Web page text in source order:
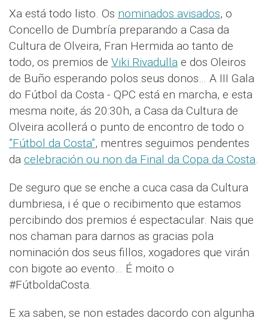
Xa está todo listo. Os nominados avisados, o
Concello de Dumbría preparando a Casa da
Cultura de Olveira, Fran Hermida ao tanto de
todo, os premios de Viki Rivadulla e dos Oleiros
de Buño esperando polos seus donos… A III Gala
do Fútbol da Costa - QPC está en marcha, e esta
mesma noite, ás 20:30h, a Casa da Cultura de
Olveira acollerá o punto de encontro de todo o
”Fútbol da Costa”, mentres seguimos pendentes
da celebración ou non da Final da Copa da Costa
De seguro que se enche a cuca casa da Cultura
dumbriesa, i é que o recibimento que estamos
percibindo dos premios é espectacular. Nais que
nos chaman para darnos as gracias pola
nominación dos seus fillos, xogadores que virán
con bigote ao evento… É moito o
#FútboldaCosta.
E xa saben, se non estades dacordo con algunha